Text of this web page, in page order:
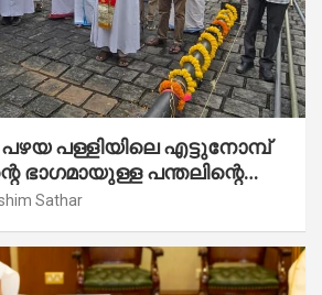
പഴയ പള്ളിയിലെ എട്ടുനോമ്പ്
ഭാഗമായുള്ള പന്തലിന്റെ
ആർച്ച് പ്രീസ്റ്റ് വെരി.
Sathar